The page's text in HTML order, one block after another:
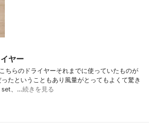
ヤー
ちらのドライヤーそれまでに使っていたものが
たということもあり風量がとってもよくて驚き
set、…続きを見る